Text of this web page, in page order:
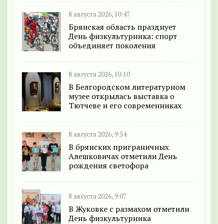
8 августа 2026, 10:47
Брянская область празднует
День физкультурника: спорт
объединяет поколения
8 августа 2026, 10:10
В Белгородском литературном
музее открылась выставка о
Тютчеве и его современниках
8 августа 2026, 9:54
В брянских приграничных
Алешковичах отметили День
рождения светофора
8 августа 2026, 9:07
В Жуковке с размахом отметили
День физкультурника